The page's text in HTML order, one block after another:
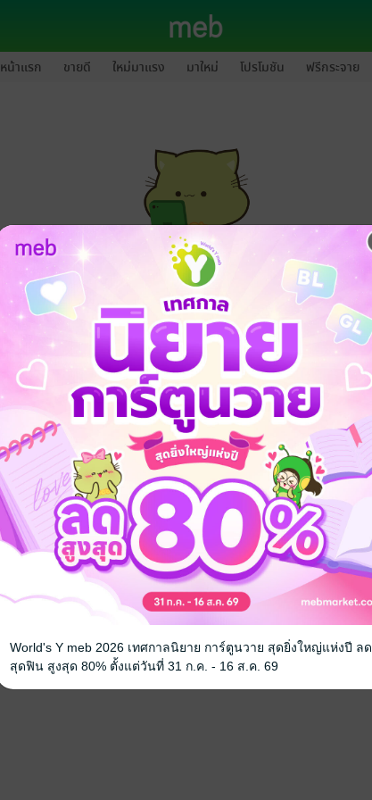
หน้าแรก ขายดี ใหม่มาแรง มาใหม่ โปรโมชัน ฟรีกระจาย
กรุณาเข้าสู่ระบบก่อนดำเนินรายการด้วยค่ะ
ล็อกอินเข้าระบบ
World's Y meb 2026 เทศกาลนิยาย การ์ตูนวาย สุดยิ่งใหญ่แห่งปี ลด
สุดฟิน สูงสุด 80% ตั้งแต่วันที่ 31 ก.ค. - 16 ส.ค. 69